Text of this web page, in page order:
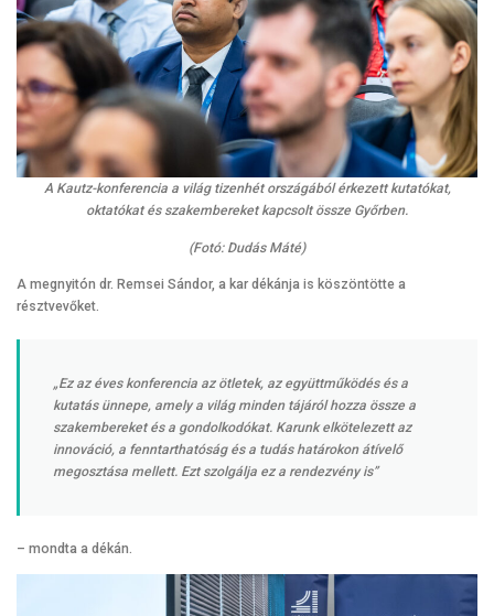
A Kautz-konferencia a világ tizenhét országából érkezett kutatókat,
oktatókat és szakembereket kapcsolt össze Győrben.
(Fotó: Dudás Máté)
A megnyitón dr. Remsei Sándor, a kar dékánja is köszöntötte a
résztvevőket.
„Ez az éves konferencia az ötletek, az együttműködés és a
kutatás ünnepe, amely a világ minden tájáról hozza össze a
szakembereket és a gondolkodókat. Karunk elkötelezett az
innováció, a fenntarthatóság és a tudás határokon átívelő
megosztása mellett. Ezt szolgálja ez a rendezvény is”
– mondta a dékán.